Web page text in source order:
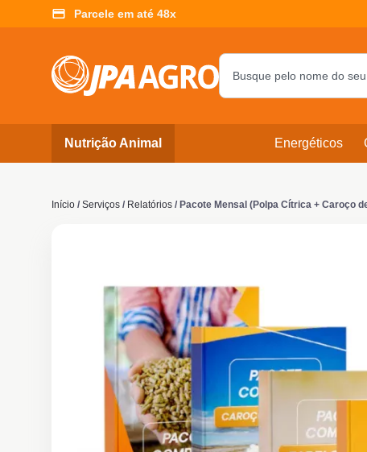
Parcele em até 48x
Nutrição Animal Energéticos
Início / Serviços / Relatórios / Pacote Mensal (Polpa Cítrica + Caroço